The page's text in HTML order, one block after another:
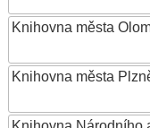
Knihovna města
Knihovna města